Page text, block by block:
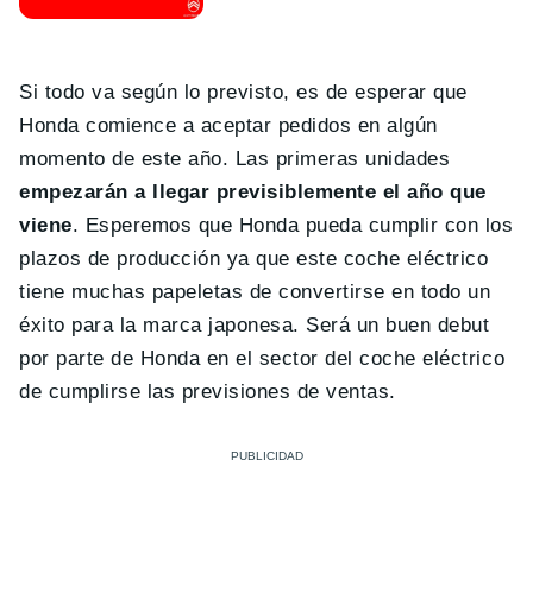
Si todo va según lo previsto, es de esperar que
Honda comience a aceptar pedidos en algún
momento de este año. Las primeras unidades
empezarán a llegar previsiblemente el año que
viene. Esperemos que Honda pueda cumplir con los
plazos de producción ya que este coche eléctrico
tiene muchas papeletas de convertirse en todo un
éxito para la marca japonesa. Será un buen debut
por parte de Honda en el sector del coche eléctrico
de cumplirse las previsiones de ventas.